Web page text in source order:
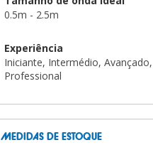
0.5m - 2.5m
Experiência
Iniciante, Intermédio, Avançado,
Professional
MEDIDAS DE ESTOQUE